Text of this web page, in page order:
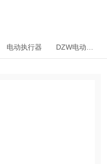
电动执行器 DZW电动执行器